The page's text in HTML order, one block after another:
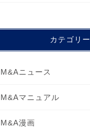
カテゴリー
M&Aニュース
M&Aマニュアル
M&A漫画